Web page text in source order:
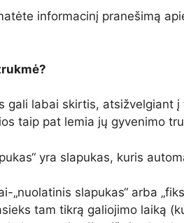
informacinį pranešimą
gali labai skirtis, atsižvelgiant
taip pat lemia jų gyvenimo
yra slapukas, kuris
„nuolatinis slapukas“ arba
tam tikrą galiojimo laiką